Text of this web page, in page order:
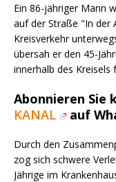
Ein 86-jähriger Mann
auf der Straße "In der
Kreisverkehr
übersah er den 45-
innerhalb des
Abonnieren Sie
KANAL
auf
Durch den
zog sich schwere
Jährige im